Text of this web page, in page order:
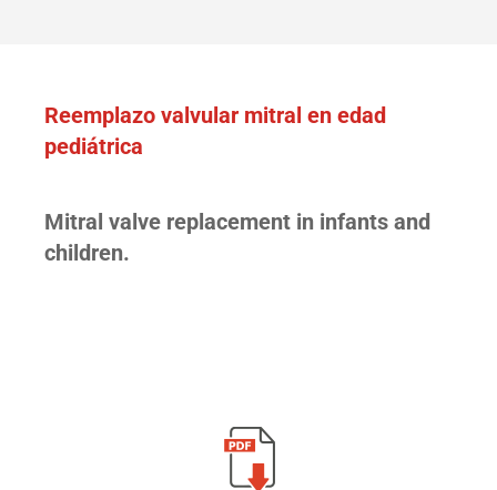
Reemplazo valvular mitral en edad
pediátrica
Mitral valve replacement in infants and
children.